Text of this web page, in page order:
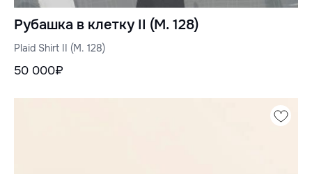
Рубашка в клетку II (M. 128)
Plaid Shirt II (M. 128)
50 000₽